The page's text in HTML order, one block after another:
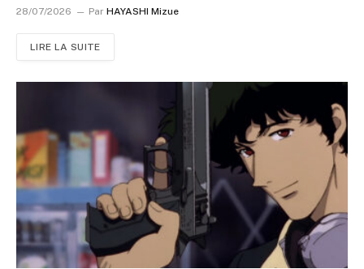
28/07/2026 Par HAYASHI Mizue
LIRE LA SUITE